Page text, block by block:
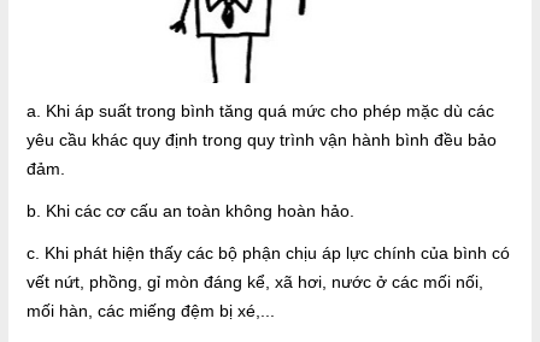
a. Khi áp suất trong bình tăng quá mức cho phép mặc dù các
yêu cầu khác quy định trong quy trình vận hành bình đều bảo
đảm.
b. Khi các cơ cấu an toàn không hoàn hảo.
c. Khi phát hiện thấy các bộ phận chịu áp lực chính của bình có
vết nứt, phồng, gỉ mòn đáng kể, xã hơi, nước ở các mối nối,
mối hàn, các miếng đệm bị xé,...